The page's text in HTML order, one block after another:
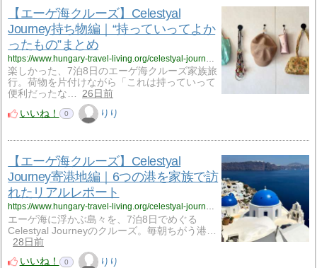
【エーゲ海クルーズ】Celestyal
Journey持ち物編｜“持っていってよか
ったもの”まとめ
https://www.hungary-travel-living.org/celestyal-journey-packing/
楽しかった、7泊8日のエーゲ海クルーズ家族旅
行。荷物を片付けながら「これは持っていって
便利だったな…
26日前
いいね！
0 りり
【エーゲ海クルーズ】Celestyal
Journey寄港地編｜6つの港を家族で訪
れたリアルレポート
https://www.hungary-travel-living.org/celestyal-journey-ports-of-call/
エーゲ海に浮かぶ島々を、7泊8日でめぐる
Celestyal Journeyのクルーズ。毎朝ちがう港…
28日前
いいね！
0 りり